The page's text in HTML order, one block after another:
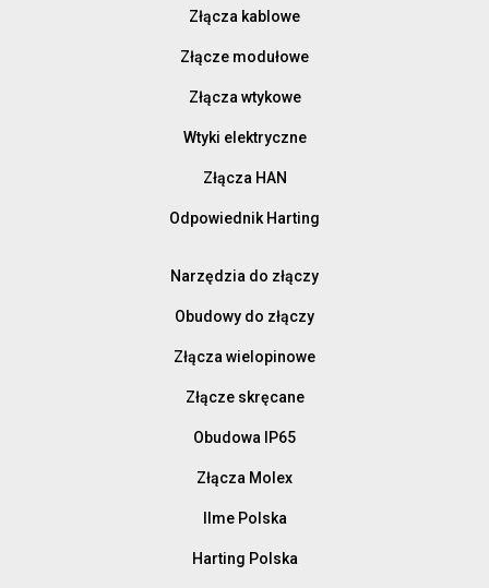
Złącza kablowe
Złącze modułowe
Złącza wtykowe
Wtyki elektryczne
Złącza HAN
Odpowiednik Harting
Narzędzia do złączy
Obudowy do złączy
Złącza wielopinowe
Złącze skręcane
Obudowa IP65
Złącza Molex
Ilme Polska
Harting Polska